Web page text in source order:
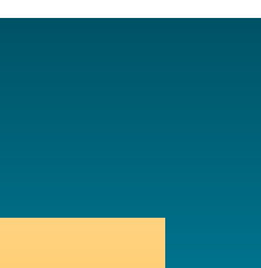
? Vai alla pagina